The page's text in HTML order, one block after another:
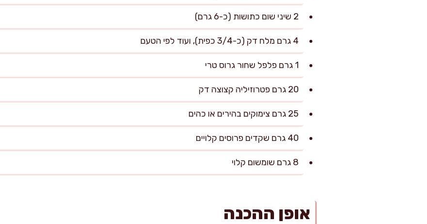
2 שיני שום כתושות (כ-6 גרם)
4 גרם מלח דק (כ-3/4 כפית), ועוד לפי הטעם
1 גרם פלפל שחור גרוס טרי
20 גרם פטרוזיליה קצוצה דק
25 גרם צימוקים בהירים או כהים
40 גרם שקדים פרוסים קלויים
8 גרם שומשום קלוי
אופן ההכנה